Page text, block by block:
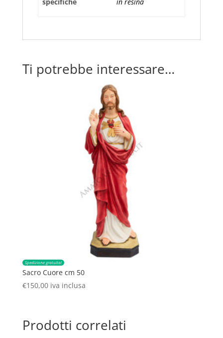
Ti potrebbe interessare…
Spedizione gratuita!
Sacro Cuore cm 50
€150,00 iva inclusa
Prodotti correlati